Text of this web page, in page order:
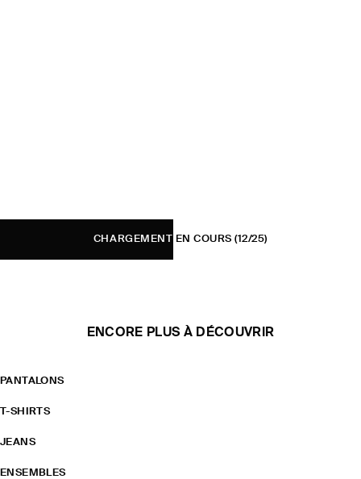
CHARGEMENT EN COURS (12/25)
ENCORE PLUS À DÉCOUVRIR
PANTALONS
T-SHIRTS
JEANS
ENSEMBLES